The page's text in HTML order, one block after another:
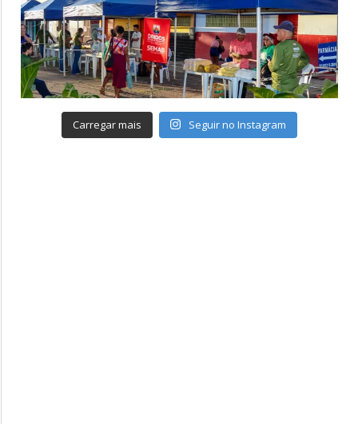
Carregar mais Seguir no Instagram